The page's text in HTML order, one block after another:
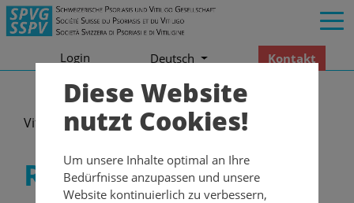
Login Deutsch Kontakt
Vitiligo Ratgeber Vitiligo
Ratgeber Vitiligo
Diese Website
nutzt Cookies!
Um unsere Inhalte optimal an Ihre
Bedürfnisse anzupassen und unsere
Website kontinuierlich zu verbessern,